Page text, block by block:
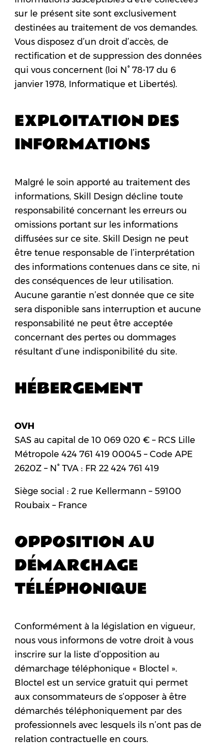
sur le présent site sont exclusivement
destinées au traitement de vos demandes.
Vous disposez d’un droit d’accès, de
rectification et de suppression des données
qui vous concernent (loi N° 78-17 du 6
janvier 1978, Informatique et Libertés).
EXPLOITATION DES
INFORMATIONS
Malgré le soin apporté au traitement des
informations, Skill Design décline toute
responsabilité concernant les erreurs ou
omissions portant sur les informations
diffusées sur ce site. Skill Design ne peut
être tenue responsable de l’interprétation
des informations contenues dans ce site, ni
des conséquences de leur utilisation.
Aucune garantie n’est donnée que ce site
sera disponible sans interruption et aucune
responsabilité ne peut être acceptée
concernant des pertes ou dommages
résultant d’une indisponibilité du site.
HÉBERGEMENT
OVH
SAS au capital de 10 069 020 € – RCS Lille
Métropole 424 761 419 00045 – Code APE
2620Z – N° TVA : FR 22 424 761 419
Siège social : 2 rue Kellermann – 59100
Roubaix – France
OPPOSITION AU
DÉMARCHAGE
TÉLÉPHONIQUE
Conformément à la législation en vigueur,
nous vous informons de votre droit à vous
inscrire sur la liste d’opposition au
démarchage téléphonique « Bloctel ».
Bloctel est un service gratuit qui permet
aux consommateurs de s’opposer à être
démarchés téléphoniquement par des
professionnels avec lesquels ils n’ont pas de
relation contractuelle en cours.